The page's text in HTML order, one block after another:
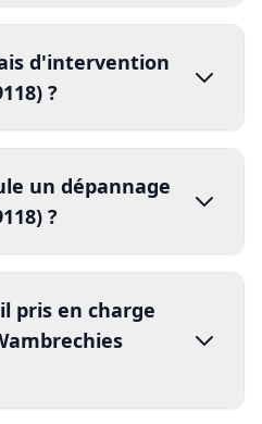
d'intervention
annuels
de panne
services à